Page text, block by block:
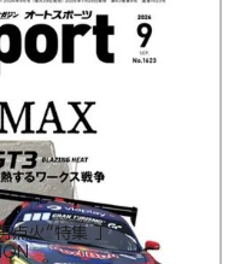
点火”特集 ］